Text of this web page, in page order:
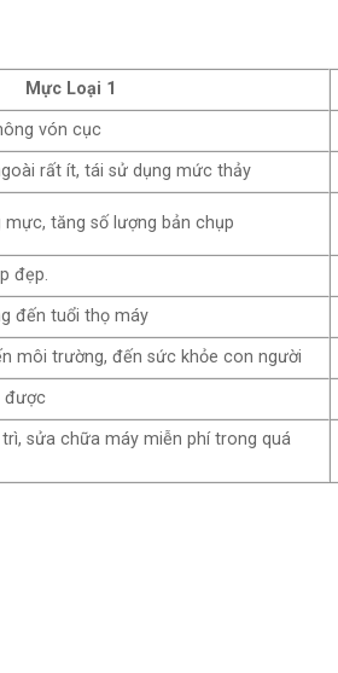
Mực Loại 1
vón cục
rất ít, tái sử dụng mức thảy
tăng số lượng bản chụp
đẹp.
đến tuổi thọ máy
môi trường, đến sức khỏe con người
được
sửa chữa máy miễn phí trong quá